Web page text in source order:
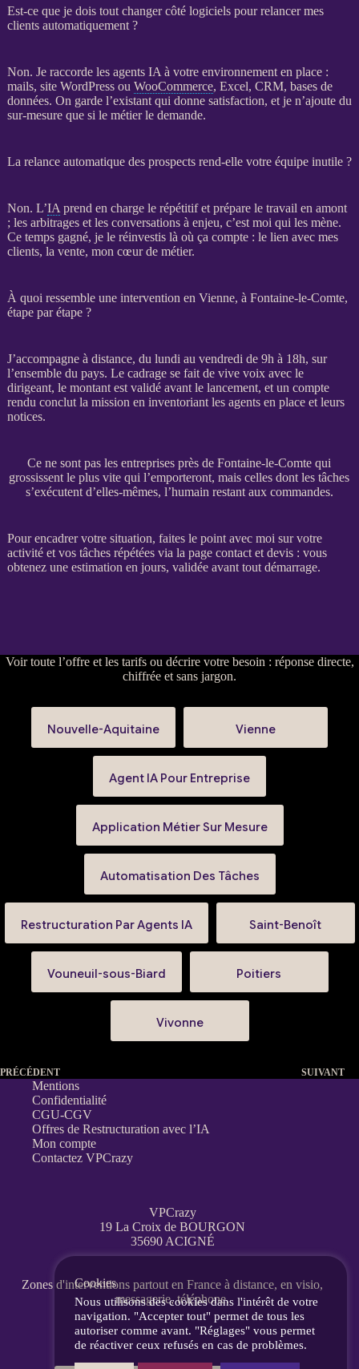
Est-ce que je dois tout changer côté logiciels pour relancer mes
clients automatiquement ?
Non. Je raccorde les agents IA à votre environnement en place :
mails, site WordPressou WooCommerce, Excel, CRM, bases de
données. On garde l’existant qui donne satisfaction, et je n’ajoute du
sur-mesure que si le métier le demande.
La relance automatique des prospects rend-elle votre équipe inutile ?
Non. L’IA prend en charge le répétitif et prépare le travail en amont
; les arbitrages et les conversations à enjeu, c’est moi qui les mène.
Ce temps gagné, je le réinvestis là où ça compte : le lien avec mes
clients, la vente, mon cœur de métier.
À quoi ressemble une intervention en Vienne, à Fontaine-le-Comte,
étape par étape ?
J’accompagne à distance, du lundi au vendredi de 9h à 18h, sur
l’ensemble du pays. Le cadragese fait de vive voix avec le
dirigeant, le montant est validé avant le lancement, et un compte
rendu conclut la mission en inventoriant les agentsen place et leurs
notices.
Ce ne sont pas les entreprises près de Fontaine-le-Comte qui
grossissent le plus vite qui l’emporteront, mais celles dont les tâches
s’exécutent d’elles-mêmes, l’humain restant aux commandes.
Pour encadrer votre situation, faites le point avec moi sur votre
activité et vos tâches répétées via la page contact et devis: vous
obtenez une estimation en jours, validée avant tout démarrage.
Voirtoute l’offre et les tarifsou décrire votre besoin : réponse directe,
chiffrée et sans jargon.
Nouvelle-Aquitaine Vienne
Agent IA Pour Entreprise
Application Métier Sur Mesure
Automatisation Des Tâches
Restructuration Par Agents IA Saint-Benoît
Vouneuil-sous-Biard Poitiers
Vivonne
PRÉCÉDENT SUIVANT
Mentions
Confidentialité
CGU-CGV
Offres de Restructuration avec l’IA
Mon compte
Contactez VPCrazy
VPCrazy
19 La Croix de BOURGON
35690 ACIGNÉ
Zones d'interventions partout en France à distance, en visio,
messagerie, téléphone.
Cookies
Nous utilisons des cookies dans l'intérêt de votre
navigation. "Accepter tout" permet de tous les
autoriser comme avant. "Réglages" vous permet
de réactiver ceux refusés en cas de problèmes.